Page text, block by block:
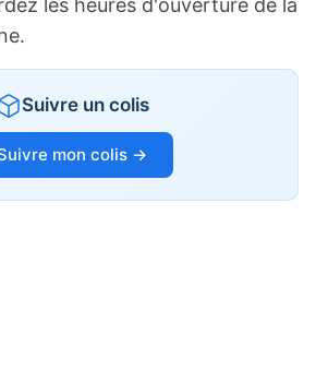
les heures d'ouverture de la
Suivre un colis
mon colis →